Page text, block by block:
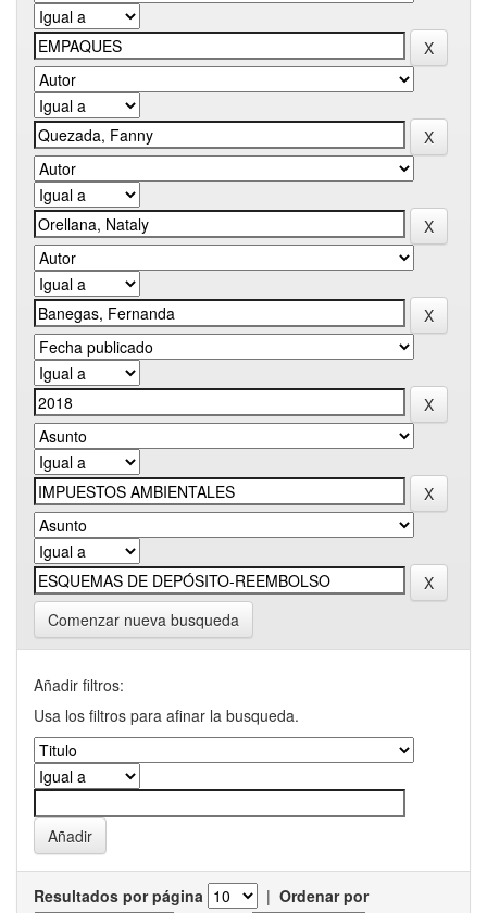
Comenzar nueva busqueda
Añadir filtros:
Usa los filtros para afinar la busqueda.
Resultados por página | Ordenar por